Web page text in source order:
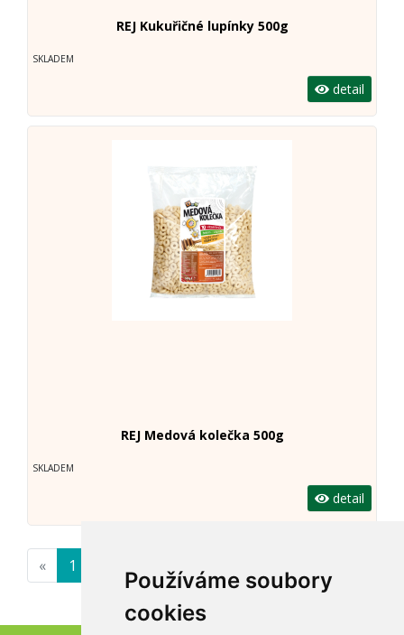
Používáme soubory
cookies
REJ Kukuřičné lupínky 500g
SKLADEM
detail
REJ Medová kolečka 500g
SKLADEM
detail
« 1